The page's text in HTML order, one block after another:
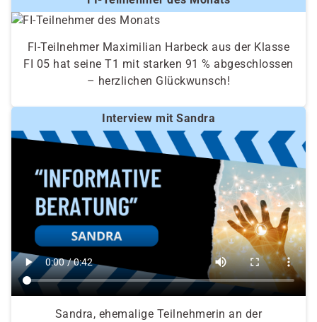
FI-Teilnehmer Maximilian Harbeck aus der Klasse
FI 05 hat seine T1 mit starken 91 % abgeschlossen
– herzlichen Glückwunsch!
Interview mit Sandra
Sandra, ehemalige Teilnehmerin an der